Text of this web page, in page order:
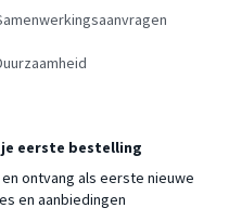
eerste bestelling
ontvang als eerste nieuwe
en aanbiedingen